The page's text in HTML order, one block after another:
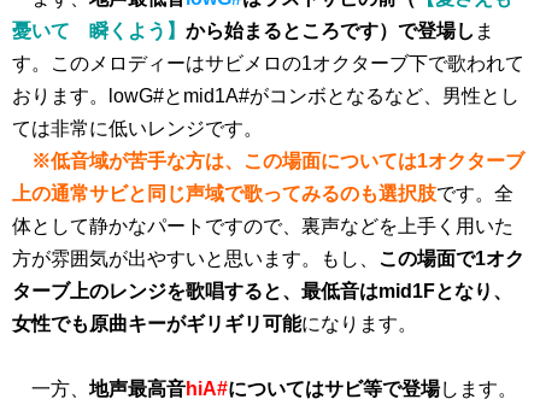
憂いて 瞬くよう】 から始まるところです）で登場し ま
す。このメロディーはサビメロの1オクターブ下で歌われて
おります。lowG#とmid1A#がコンボとなるなど、男性とし
ては非常に低いレンジです。
※低音域が苦手な方は、この場面については1オクターブ
上の通常サビと同じ声域で歌ってみるのも選択肢です。全
体として静かなパートですので、裏声などを上手く用いた
方が雰囲気が出やすいと思います。もし、 この場面で1オク
ターブ上のレンジを歌唱すると、最低音はmid1Fとなり、
女性でも原曲キーがギリギリ可能になります。
一方、 地声最高音hiA#についてはサビ等で登場します。